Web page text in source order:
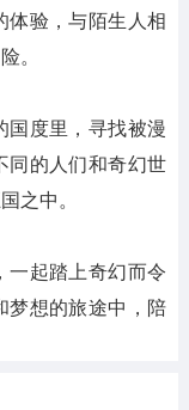
体验，与陌生人相
。
国度里，寻找被漫
同的人们和奇幻世
之中。
一起踏上奇幻而令
梦想的旅途中，陪